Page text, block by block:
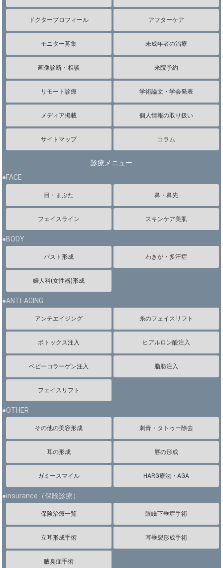
ドクタープロフィール アフターケア
モニター募集 未成年者の治療
画像診断・相談 来院予約
リモート診療 学術論文・学会発表
メディア掲載 個人情報の取り扱い
サイトマップ コラム
診療メニュー
●FACE
目・まぶた 鼻・鼻先
フェイスライン スキンケア美肌
●BODY
バスト形成 わきが・多汗症
婦人科(女性器)形成
●ANTI-AGING
アンチエイジング 糸のフェイスリフト
ボトックス注入 ヒアルロン酸注入
ベビーコラーゲン注入 脂肪注入
フェイスリフト
●OTHER
その他の美容形成 刺青・タトゥー除去
耳の形成 唇の形成
ガミースマイル HARG療法・AGA
●insurance（保険診療）
保険治療一覧 眼瞼下垂症手術
立耳形成手術 耳垂裂形成手術
腋臭症手術